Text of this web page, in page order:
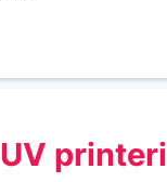
UV printeri